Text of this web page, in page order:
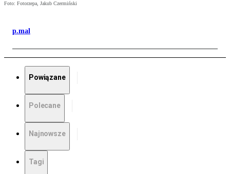
Foto: Fotorzepa, Jakub Czermiński
p.mal
Powiązane
Polecane
Najnowsze
Tagi